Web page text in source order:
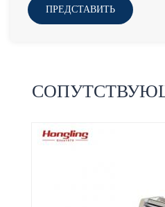
ПРЕДСТАВИТЬ